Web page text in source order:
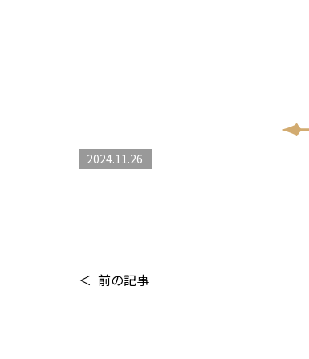
2024.11.26
前の記事